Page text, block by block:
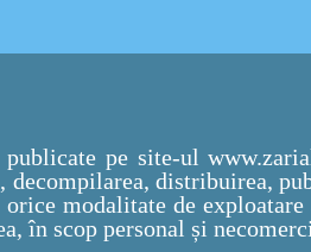
pe site-ul
distribuirea,
modalitate de
în scop personal și